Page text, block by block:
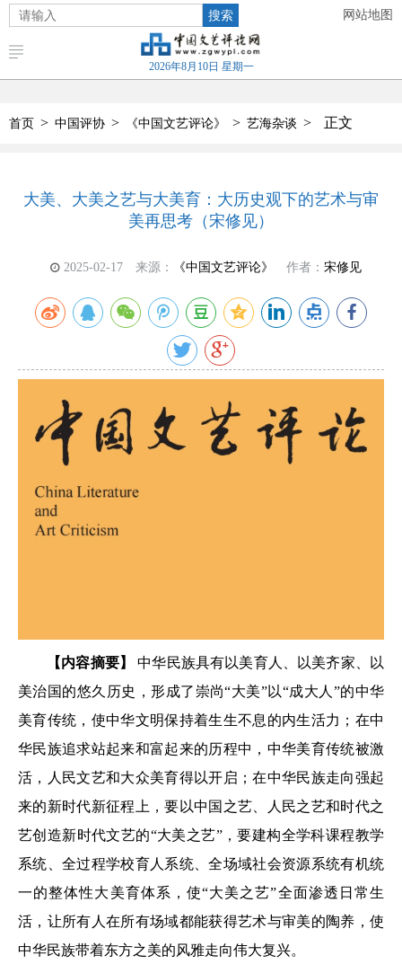
搜索 网站地图
2026年8月10日 星期一
首页 > 中国评协 > 《中国文艺评论》 > 艺海杂谈 > 正文
大美、大美之艺与大美育：大历史观下的艺术与审
美再思考（宋修见）
2025-02-17 来源： 《中国文艺评论》 作者： 宋修见
【内容摘要】中华民族具有以美育人、以美齐家、以
美治国的悠久历史，形成了崇尚“大美”以“成大人”的中华
美育传统，使中华文明保持着生生不息的内生活力；在中
华民族追求站起来和富起来的历程中，中华美育传统被激
活，人民文艺和大众美育得以开启；在中华民族走向强起
来的新时代新征程上，要以中国之艺、人民之艺和时代之
艺创造新时代文艺的“大美之艺”，要建构全学科课程教学
系统、全过程学校育人系统、全场域社会资源系统有机统
一的整体性大美育体系，使“大美之艺”全面渗透日常生
活，让所有人在所有场域都能获得艺术与审美的陶养，使
中华民族带着东方之美的风雅走向伟大复兴。